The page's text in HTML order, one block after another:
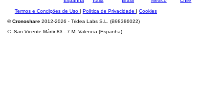
Termos e Condições de Uso | Política de Privacidade | Cookies
©Cronoshare 2012-2026 - Tridea Labs S.L. (B98386022)
C. San Vicente Mártir 83 - 7 M, Valencia (Espanha)